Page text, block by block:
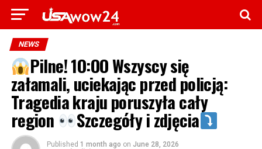
NEWS
Pilne! 1O:OO Wszyscy się
załamali, uciekając przed policją:
Tragedia kraju poruszyła cały
region Szczegóły i zdjęcia
Published 1 month ago on June 28, 2026